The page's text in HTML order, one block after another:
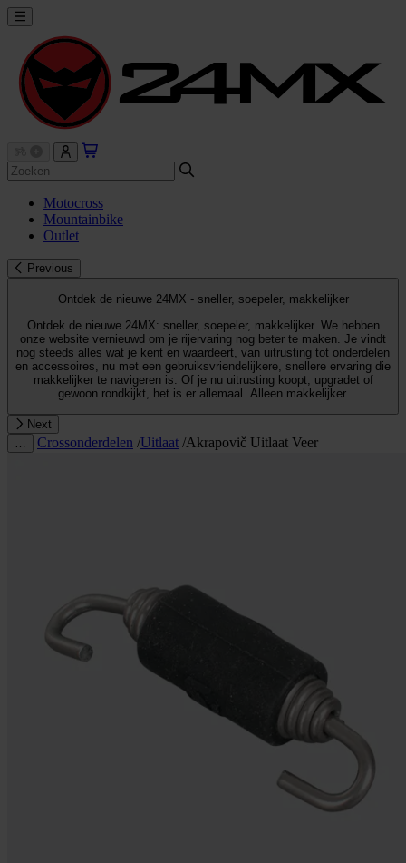
Motocross
Mountainbike
Outlet
Previous
Ontdek de nieuwe 24MX - sneller, soepeler, makkelijker
Ontdek de nieuwe 24MX: sneller, soepeler, makkelijker. We hebben
onze website vernieuwd om je rijervaring nog beter te maken. Je vindt
nog steeds alles wat je kent en waardeert, van uitrusting tot onderdelen
en accessoires, nu met een gebruiksvriendelijkere, snellere ervaring die
makkelijker te navigeren is. Of je nu uitrusting koopt, upgradet of
gewoon rondkijkt, het is er allemaal. Alleen makkelijker.
Next
Crossonderdelen /Uitlaat /Akrapovič Uitlaat Veer